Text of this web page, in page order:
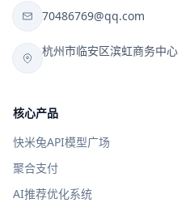
70486769@qq.com
杭州市临安区滨虹商务中心
核心产品
快米兔API模型广场
聚合支付
AI推荐优化系统